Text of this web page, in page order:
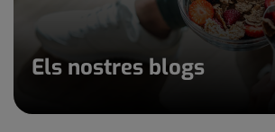
Els nostres blogs